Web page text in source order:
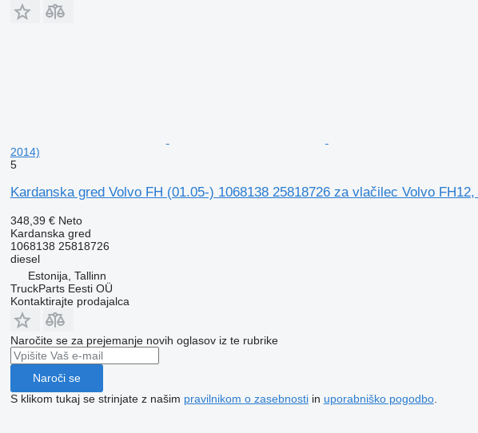
2014)
5
Kardanska gred Volvo FH (01.05-) 1068138 25818726 za vlačilec Volvo
348,39 € Neto
Kardanska gred
1068138 25818726
diesel
Estonija, Tallinn
TruckParts Eesti OÜ
Kontaktirajte prodajalca
Naročite se za prejemanje novih oglasov iz te rubrike
Naroči se
S klikom tukaj se strinjate z našim pravilnikom o zasebnostiin uporabniško pogodbo.